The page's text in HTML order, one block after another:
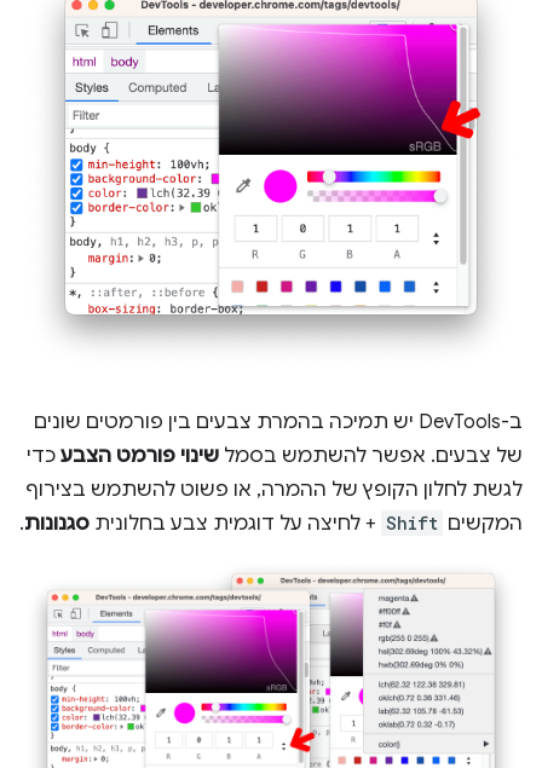
ב-DevTools יש תמיכה בהמרת צבעים בין פורמטים שונים
של צבעים. אפשר להשתמש בסמל שינוי פורמט הצבע כדי
לגשת לחלון הקופץ של ההמרה, או פשוט להשתמש בצירוף
המקשים Shift + לחיצה על דוגמית צבע בחלונית סגנונות.